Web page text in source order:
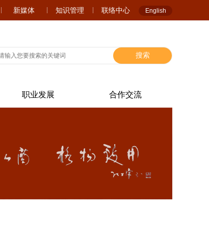
English
新媒体 知识管理 联络中心
搜索
职业发展 合作交流